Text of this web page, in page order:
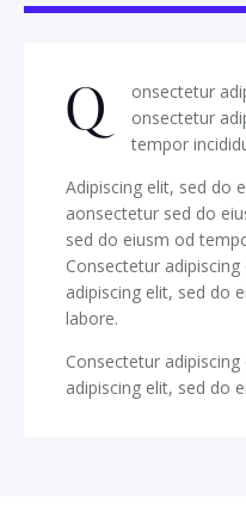
Q
onsectetur
onsectetur
tempor
Adipiscing elit, sed do
aonsectetur sed do
sed do eiusm od
Consectetur
adipiscing elit, sed do
labore.
Consectetur
adipiscing elit, sed do